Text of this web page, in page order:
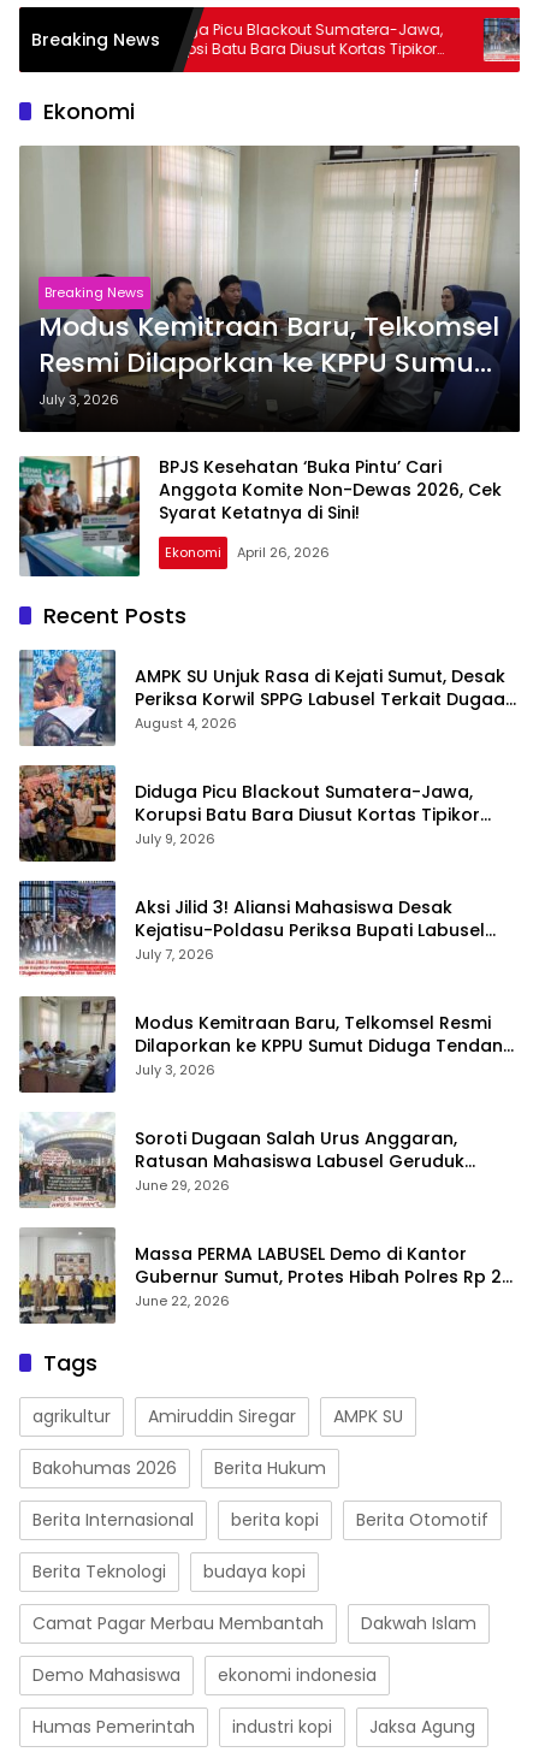
Breaking NewsDiduga Picu Blackout Sumatera-Jawa,
Korupsi Batu Bara Diusut Kortas Tipikor
Didukung P3H
Aksi
Ekonomi
Breaking News
Modus Kemitraan Baru, Telkomsel
Resmi Dilaporkan ke KPPU Sumut
Diduga Tendang Pengusaha
Lokal!
July 3, 2026
BPJS Kesehatan ‘Buka Pintu’ Cari
Anggota Komite Non-Dewas 2026, Cek
Syarat Ketatnya di Sini!
Ekonomi April 26, 2026
Recent Posts
AMPK SU Unjuk Rasa di Kejati Sumut, Desak
Periksa Korwil SPPG Labusel Terkait Dugaan
Bobroknya Dapur Program MBG
August 4, 2026
Diduga Picu Blackout Sumatera-Jawa,
Korupsi Batu Bara Diusut Kortas Tipikor
Didukung P3H
July 9, 2026
Aksi Jilid 3! Aliansi Mahasiswa Desak
Kejatisu-Poldasu Periksa Bupati Labusel
Terkait Dugaan Korupsi Rp36 M dan ‘Misteri’
July 7, 2026
Modus Kemitraan Baru, Telkomsel Resmi
Dilaporkan ke KPPU Sumut Diduga Tendang
Pengusaha Lokal!
July 3, 2026
Soroti Dugaan Salah Urus Anggaran,
Ratusan Mahasiswa Labusel Geruduk
Kantor Gubernur Sumut Desak Pengusutan
June 29, 2026
Massa PERMA LABUSEL Demo di Kantor
Gubernur Sumut, Protes Hibah Polres Rp 25
M-Desak Pilkades
June 22, 2026
Tags
agrikultur Amiruddin Siregar AMPK SU
Bakohumas 2026 Berita Hukum
Berita Internasional berita kopi Berita Otomotif
Berita Teknologi budaya kopi
Camat Pagar Merbau Membantah Dakwah Islam
Demo Mahasiswa ekonomi indonesia
Humas Pemerintah industri kopi Jaksa Agung